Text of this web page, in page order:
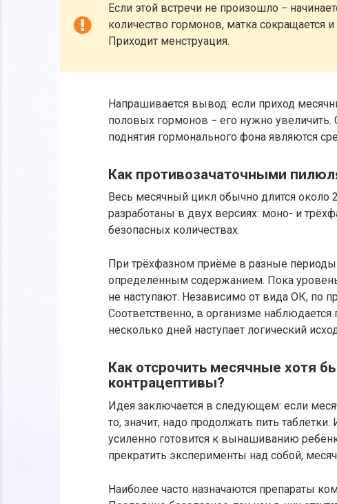
Если этой встречи не произошло −
количество гормонов, матка сокращается
Приходит менструация.
Напрашивается вывод: если приход
половых гормонов − его нужно
поднятия гормонального фона являются
Как противозачаточными
Весь месячный цикл обычно длится около
разработаны в двух версиях: моно- и
безопасных количествах.
При трёхфазном приёме в разные
определённым содержанием. Пока
не наступают. Независимо от вида ОК, по
Соответственно, в организме
несколько дней наступает логический
Как отсрочить месячные хотя
контрацептивы?
Идея заключается в следующем: если
то, значит, надо продолжать пить
усиленно готовится к вынашиванию
прекратить эксперименты над собой,
Наиболее часто назначаются препараты